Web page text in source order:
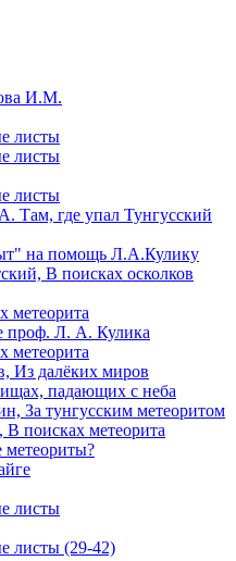
И.М.
листы
листы
листы
Там, где упал Тунгусский
на помощь Л.А.Кулику
В поисках осколков
метеорита
проф. Л. А. Кулика
метеорита
Из далёких миров
падающих с неба
За тунгусским метеоритом
поисках метеорита
метеориты?
листы
листы (29-42)